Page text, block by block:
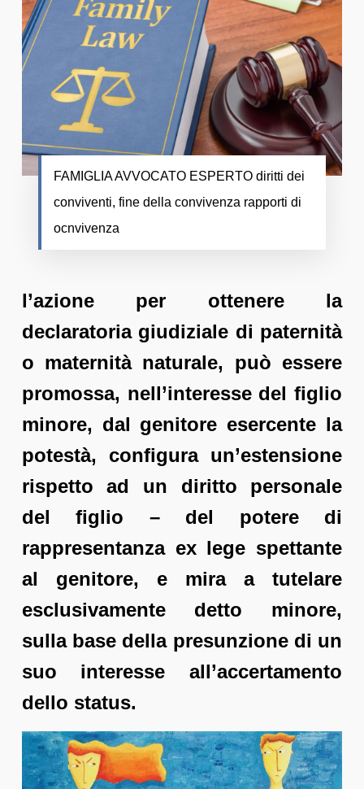
FAMIGLIA AVVOCATO ESPERTO diritti dei
conviventi, fine della convivenza rapporti di
ocnvivenza
l’azione per ottenere la
declaratoria giudiziale di paternità
o maternità naturale, può essere
promossa, nell’interesse del figlio
minore, dal genitore esercente la
potestà, configura un’estensione
rispetto ad un diritto personale
del figlio – del potere di
rappresentanza ex lege spettante
al genitore, e mira a tutelare
esclusivamente detto minore,
sulla base della presunzione di un
suo interesse all’accertamento
dello status.